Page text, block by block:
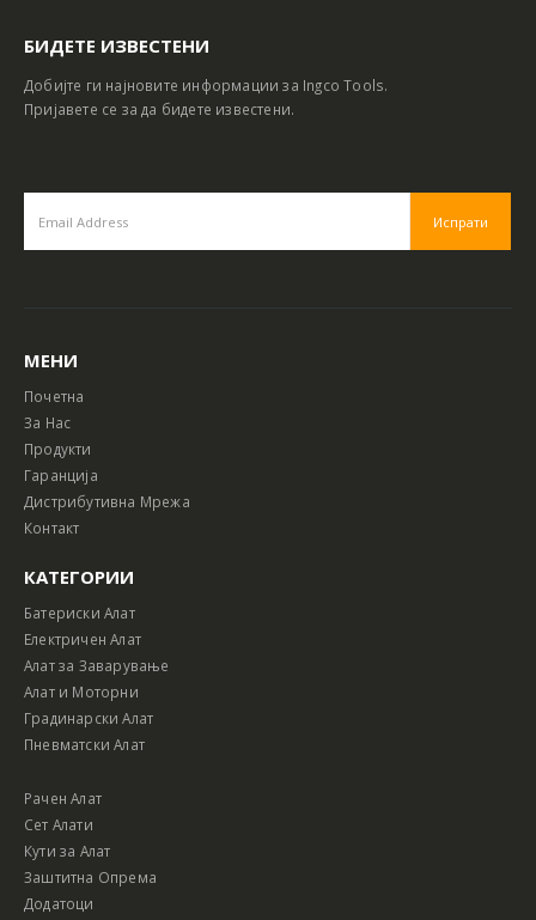
БИДЕТЕ ИЗВЕСТЕНИ
Добијте ги најновите информации за Ingco Tools.
Пријавете се за да бидете известени.
МЕНИ
Почетна
За Нас
Продукти
Гаранција
Дистрибутивна Мрежа
Контакт
КАТЕГОРИИ
Батериски Алат
Електричен Алат
Алат за Заварување
Алат и Моторни
Градинарски Алат
Пневматски Алат
Рачен Алат
Сет Алати
Кути за Алат
Заштитна Опрема
Додатоци